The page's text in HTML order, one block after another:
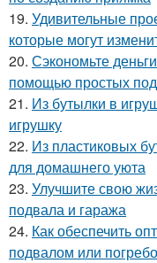
19. Удивительные
которые могут
20. Сэкономьте
помощью простых
21. Из бутылки в
игрушку
22. Из пластиковых
для домашнего уюта
23. Улучшите свою
подвала и гаража
24. Как обеспечить
подвалом или